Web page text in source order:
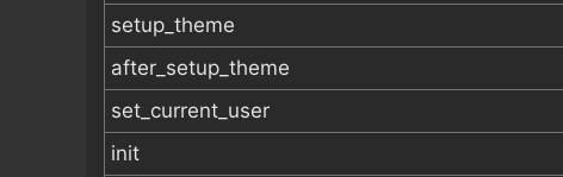
setup_theme
after_setup_theme
set_current_user
init